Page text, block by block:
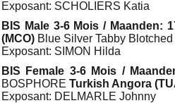
Exposant: SCHOLIERS Katia
BIS Male 3-6 Mois / Maanden:
(MCO) Blue Silver Tabby
Exposant: SIMON Hilda
BIS Female 3-6 Mois /
BOSPHORE Turkish Angora
Exposant: DELMARLE Johnny